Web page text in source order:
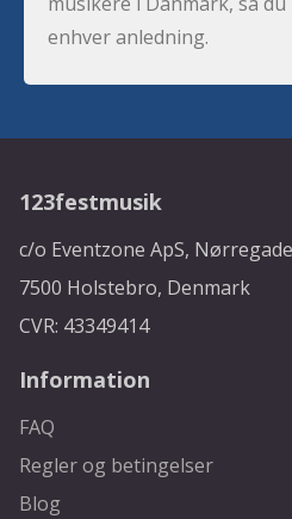
enhver anledning.
123festmusik
c/o Eventzone ApS,
7500 Holstebro, Denmark
CVR: 43349414
Information
FAQ
Regler og betingelser
Blog